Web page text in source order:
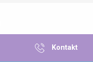
Kontakt